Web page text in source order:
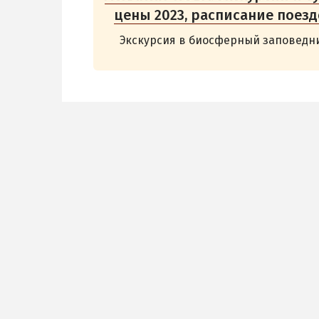
цены 2023, расписание
Экскурсия в биосферный